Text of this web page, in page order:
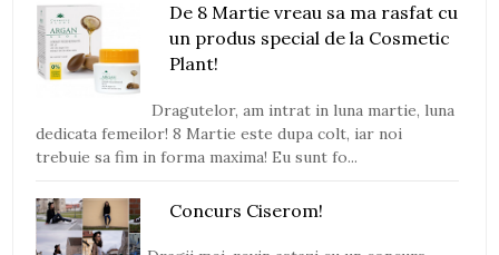
De 8 Martie vreau sa ma rasfat cu
un produs special de la Cosmetic
Plant!
Dragutelor, am intrat in luna martie, luna
dedicata femeilor! 8 Martie este dupa colt, iar noi
trebuie sa fim in forma maxima! Eu sunt fo...
Concurs Ciserom!